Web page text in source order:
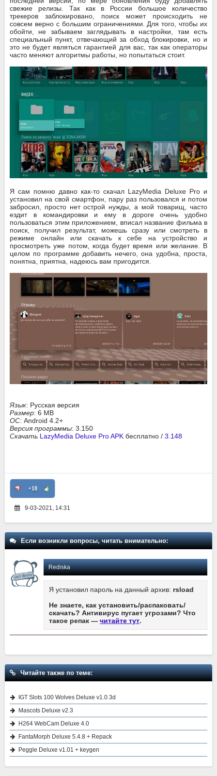
свежие релизы. Так как в России большое количество
трекеров заблокировано, поиск может происходить не
совсем верно с большим ограничениями. Для того, чтобы их
обойти, не забываем заглядывать в настройки, там есть
специальный пункт, отвечающий за обход блокировки, но и
это не будет являться гарантией для вас, так как операторы
часто меняют алгоритмы работы, но попытаться стоит.
Я сам помню давно как-то скачал LazyMedia Deluxe Pro и
установил на свой смартфон, пару раз пользовался и потом
забросил, просто нет острой нужды, а мой товарищ, часто
ездит в командировки и ему в дороге очень удобно
пользоваться этим приложением, вписал название фильма в
поиск, получил результат, можешь сразу или смотреть в
режиме онлайн или скачать к себе на устройство и
просмотреть уже потом, когда будет время или желание. В
целом по программе добавить нечего, она удобна, проста,
понятна, приятна, надеюсь вам пригодится.
Язык: Русская версия
Размер: 6 MB
ОС: Android 4.2+
Версия программы: 3.150
Скачать LazyMedia Deluxe Pro APK бесплатно / 3.148
+18
9-03-2021, 14:31
Если возникли вопросы, читать внимательно:
Rediska
Я установил пароль на данный архив: rsload
Не знаете, как установить/распаковать/
скачать? Антивирус пугает угрозами? Что
такое репак — читайте тут.
Читайте также по теме:
IGT Slots 100 Wolves Deluxe v1.0.3d
Mascots Deluxe v2.3
H264 WebCam Deluxe 4.0
FantaMorph Deluxe 5.4.8 + Repack
Peggle Deluxe v1.01 + keygen